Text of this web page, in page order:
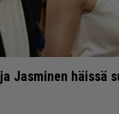
Jasminen häissä